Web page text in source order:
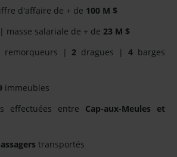
d'affaire de + de 100 M $
masse salariale de + de 23 M $
remorqueurs |2 dragues |4 barges
immeubles
effectuées entre Cap-aux-Meules et
transportés